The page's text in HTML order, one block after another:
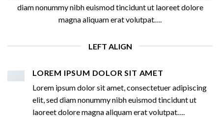
diam nonummy nibh euismod tincidunt ut laoreet dolore
magna aliquam erat volutpat….
LEFT ALIGN
LOREM IPSUM DOLOR SIT AMET
Lorem ipsum dolor sit amet, consectetuer adipiscing
elit, sed diam nonummy nibh euismod tincidunt ut
laoreet dolore magna aliquam erat volutpat….